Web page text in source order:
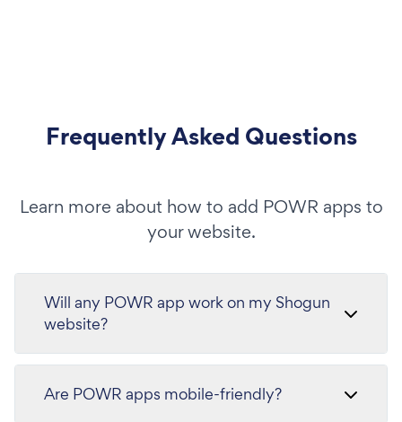
Frequently Asked Questions
Learn more about how to add POWR apps to
your website.
Will any POWR app work on my Shogun
website?
Are POWR apps mobile-friendly?